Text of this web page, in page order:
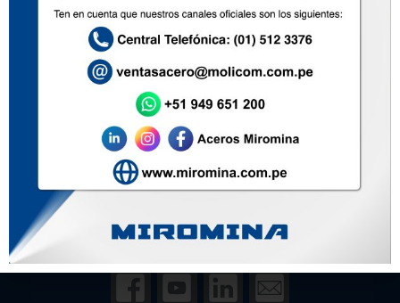
Nosotros
Productos
Contacto
Soluciones
Políticas de Privacidad
Política de Prevención de Delitos
Síguenos en redes: